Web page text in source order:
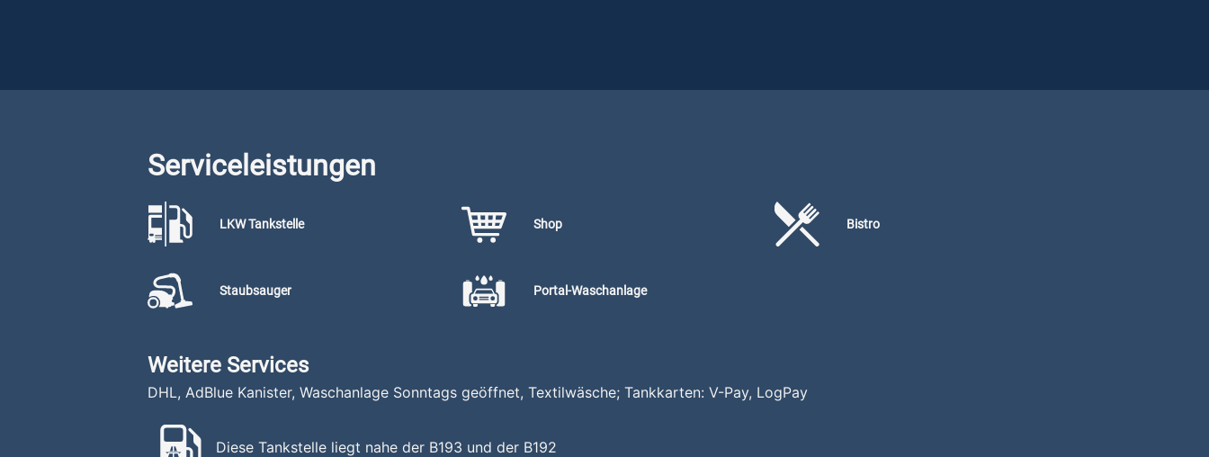
Serviceleistungen
LKW Tankstelle Shop Bistro
Staubsauger Portal-Waschanlage
Weitere Services
DHL, AdBlue Kanister, Waschanlage Sonntags geöffnet, Textilwäsche; Tankkarten: V-Pay, LogPay
Diese Tankstelle liegt nahe der B193 und der B192